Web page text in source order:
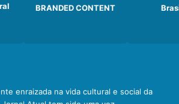
BRANDED CONTENT
enraizada na vida cultural e social da